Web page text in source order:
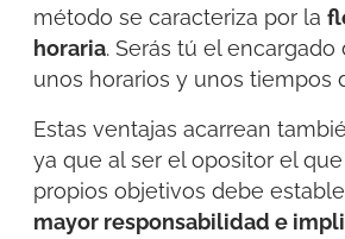
método se caracteriza por la
horaria. Serás tú el
unos horarios y unos tiempos
Estas ventajas acarrean
ya que al ser el opositor el
propios objetivos debe
mayor responsabilidad e